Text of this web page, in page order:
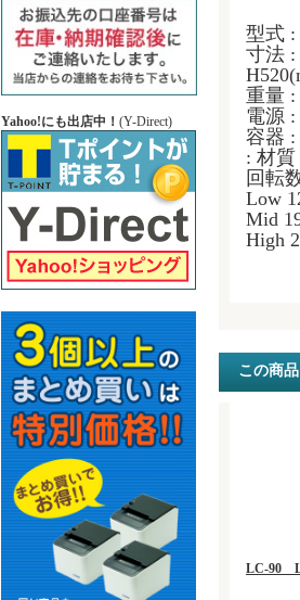
Yahoo!にも出店中！ (Y-Direct)
型式 :
寸法 :
重量 :
電源 :
容器 :
: 材
回転
Low
Mid
High
この商
LC-90